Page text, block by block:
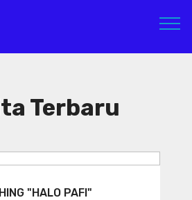
Terbaru
"HALO PAFI"